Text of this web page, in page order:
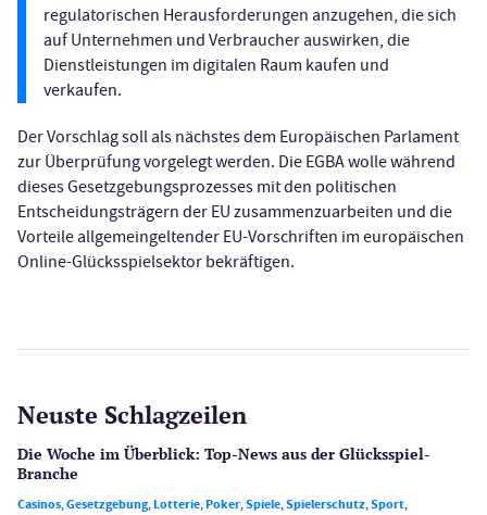
regulatorischen Herausforderungen anzugehen, die sich
auf Unternehmen und Verbraucher auswirken, die
Dienstleistungen im digitalen Raum kaufen und
verkaufen.
Der Vorschlag soll als nächstes dem Europäischen Parlament
zur Überprüfung vorgelegt werden. Die EGBA wolle während
dieses Gesetzgebungsprozesses mit den politischen
Entscheidungsträgern der EU zusammenzuarbeiten und die
Vorteile allgemeingeltender EU-Vorschriften im europäischen
Online-Glücksspielsektor bekräftigen.
Neuste Schlagzeilen
Die Woche im Überblick: Top-News aus der Glücksspiel-
Branche
Casinos,Gesetzgebung,Lotterie,Poker,Spiele,Spielerschutz,Sport,